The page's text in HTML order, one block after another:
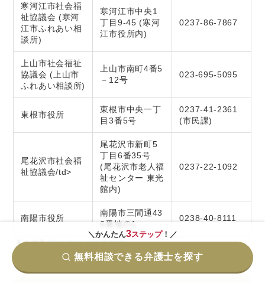
寒河江市社会福
祉協議会 (寒河
江市ふれあい相
談所)
寒河江市中央1
丁目9-45 (寒河
江市役所内)
0237-86-7867
上山市社会福祉
協議会 (上山市
ふれあい相談所)
上山市南町4番5
－12号
023-695-5095
東根市役所
東根市中央一丁
目3番5号
0237-41-2361
(市民課)
尾花沢市社会福
祉協議会/td>
尾花沢市新町5
丁目6番35号
(尾花沢市老人福
祉センター 東光
館内)
0237-22-1092
南陽市役所
南陽市三間通43
6番地の1
0238-40-8111
【参考】区役所での法律相談
＼かんたん3ステップ！／
無料相談できる弁護士を探す